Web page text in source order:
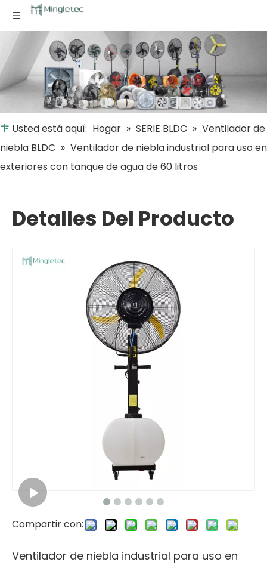
Usted está aquí: Hogar » SERIE BLDC » Ventilador de
niebla BLDC » Ventilador de niebla industrial para uso en
exteriores con tanque de agua de 60 litros
Detalles Del Producto
Compartir con:
Ventilador de niebla industrial para uso en